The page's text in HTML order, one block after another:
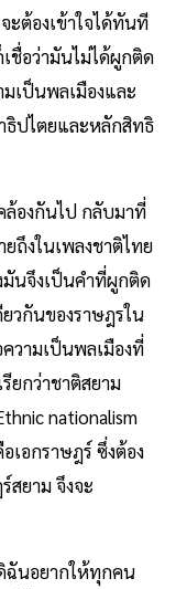
ะต้องเข้าใจได้ทันที
ชื่อว่ามันไม่ได้ผูกติด
เป็นพลเมืองและ
ธิปไตยและหลักสิทธิ
ล้องกันไป กลับมาที่
ถึงในเพลงชาติไทย
มันจึงเป็นคําที่ผูกติด
วกันของราษฎรใน
ความเป็นพลเมืองที่
ยกว่าชาติสยาม
nationalism
เอกราษฎร์ ซึ่งต้อง
สยาม จึงจะ
ฉันอยากให้ทุกคน